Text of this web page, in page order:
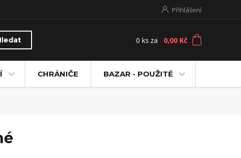
Přihlášení
0 ks za 0,00 Kč
CHRÁNIČE BAZAR - POUŽITÉ